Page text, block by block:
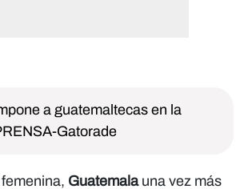
a guatemaltecas en la
Gatorade
Guatemala una vez más